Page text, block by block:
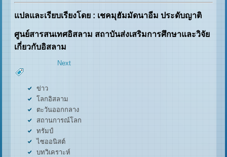
แปลและเรียบเรียงโดย : เชคมุฮัมมัดนาอีม ประดับญาติ
ศูนย์สารสนเทศอิสลาม สถาบันส่งเสริมการศึกษาและวิจัย
เกี่ยวกับอิสลาม
Next
ข่าว
โลกอิสลาม
ตะวันออกกลาง
สถานการณ์โลก
ทรัมป์
ไซออนิสต์
บทวิเคราะห์